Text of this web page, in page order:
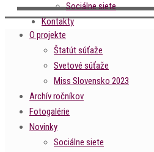
Sociálne siete
Kontakty
O projekte
Štatút súťaže
Svetové súťaže
Miss Slovensko 2023
Archív ročníkov
Fotogalérie
Novinky
Sociálne siete